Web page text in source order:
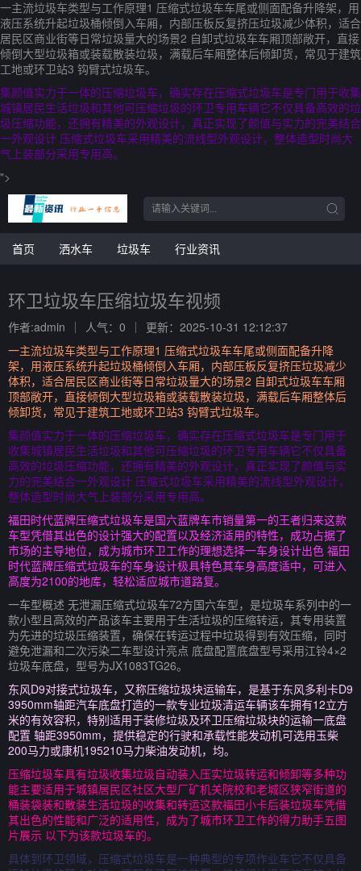
一主流垃圾车类型与工作原理1 压缩式垃圾车车尾或侧面配备升降架，用
液压系统升起垃圾桶倾倒入车厢，内部压板反复挤压垃圾减少体积，适合
居民区商业街等日常垃圾量大的场景2 自卸式垃圾车车厢顶部敞开，直接
倾倒大型垃圾箱或装载散装垃圾，满载后车厢整体后倾卸货，常见于建筑
工地或环卫站3 钩臂式垃圾车。
集颜值实力于一体的压缩垃圾车，确实存在压缩式垃圾车是专门用于收集
城镇居民生活垃圾和其他可压缩垃圾的环卫专用车辆它不仅具备高效的垃
圾压缩功能，还拥有精美的外观设计，真正实现了颜值与实力的完美结合
一外观设计 压缩式垃圾车采用精美的流线型外观设计，整体造型时尚大
气上装部分采用专用高。
">
首页 洒水车 垃圾车 行业资讯
环卫垃圾车压缩垃圾车视频
作者:admin 人气：0
更新：2025-10-31 12:12:37
一主流垃圾车类型与工作原理1 压缩式垃圾车车尾或侧面配备升降
架，用液压系统升起垃圾桶倾倒入车厢，内部压板反复挤压垃圾减少
体积，适合居民区商业街等日常垃圾量大的场景2 自卸式垃圾车车厢
顶部敞开，直接倾倒大型垃圾箱或装载散装垃圾，满载后车厢整体后
倾卸货，常见于建筑工地或环卫站3 钩臂式垃圾车。
集颜值实力于一体的压缩垃圾车，确实存在压缩式垃圾车是专门用于
收集城镇居民生活垃圾和其他可压缩垃圾的环卫专用车辆它不仅具备
高效的垃圾压缩功能，还拥有精美的外观设计，真正实现了颜值与实
力的完美结合一外观设计 压缩式垃圾车采用精美的流线型外观设计，
整体造型时尚大气上装部分采用专用高。
福田时代蓝牌压缩式垃圾车是国六蓝牌车市销量第一的王者归来这款
车型凭借其出色的设计强大的配置以及经济适用的特性，成功占据了
市场的主导地位，成为城市环卫工作的理想选择一车身设计出色 福田
时代蓝牌压缩式垃圾车的车身设计极具特色其车身高度适中，可进入
高度为2100的地库，轻松适应城市道路复。
一车型概述 无泄漏压缩式垃圾车72方国六车型，是垃圾车系列中的一
款小型且高效的产品该车主要用于生活垃圾的压缩转运，其专用装置
为先进的垃圾压缩装置，确保在转运过程中垃圾得到有效压缩，同时
避免泄漏和二次污染二车型设计亮点 底盘配置底盘型号采用江铃4×2
垃圾车底盘，型号为JX1083TG26。
东风D9对接式垃圾车，又称压缩垃圾块运输车，是基于东风多利卡D9
3950mm轴距汽车底盘打造的一款专业垃圾清运车辆该车拥有12立方
米的有效容积，特别适用于装修垃圾及环卫压缩垃圾块的运输一底盘
配置 轴距3950mm，提供稳定的行驶和承载性能发动机可选用玉柴
200马力或康机195210马力柴油发动机，均。
压缩垃圾车具有垃圾收集垃圾自动装入压实垃圾转运和倾卸等多种功
能主要适用于城镇居民区社区大型厂矿机关院校和老城区狭窄街道的
桶装袋装和散装生活垃圾的收集和转运这款福田小卡后装垃圾车凭借
其出色的性能和广泛的适用性，成为了城市环卫工作的得力助手五图
片展示 以下为该款垃圾车的。
具体到环卫领域，压缩式垃圾车是一种典型的专项作业车它不仅具备